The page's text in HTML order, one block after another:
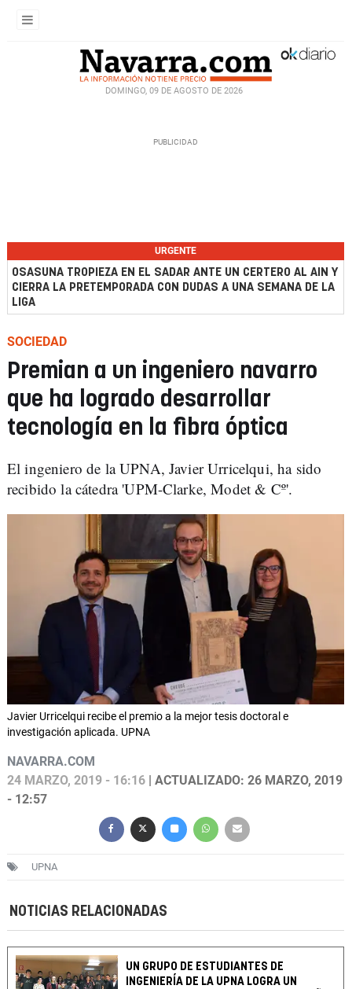
DOMINGO, 09 DE AGOSTO DE 2026
URGENTE
OSASUNA TROPIEZA EN EL SADAR ANTE UN CERTERO AL AIN Y
CIERRA LA PRETEMPORADA CON DUDAS A UNA SEMANA DE LA
LIGA
SOCIEDAD
Premian a un ingeniero navarro
que ha logrado desarrollar
tecnología en la fibra óptica
El ingeniero de la UPNA, Javier Urricelqui, ha sido
recibido la cátedra 'UPM-Clarke, Modet & Cº'.
Javier Urricelqui recibe el premio a la mejor tesis doctoral e
investigación aplicada. UPNA
NAVARRA.COM
24 MARZO, 2019 - 16:16 | ACTUALIZADO: 26 MARZO, 2019
- 12:57
UPNA
NOTICIAS RELACIONADAS
UN GRUPO DE ESTUDIANTES DE
INGENIERÍA DE LA UPNA LOGRA UN